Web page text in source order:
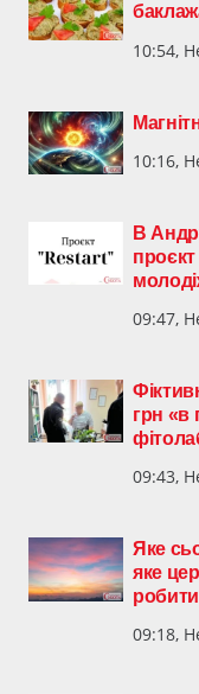
10:54,
10:16,
В
09:47,
грн «в
09:43,
Яке
яке
робити
09:18,